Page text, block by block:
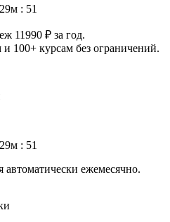
: 48
11990 ₽ за год.
100+ курсам без ограничений.
: 48
автоматически ежемесячно.